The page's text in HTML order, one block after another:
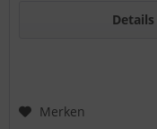
Details
Merken